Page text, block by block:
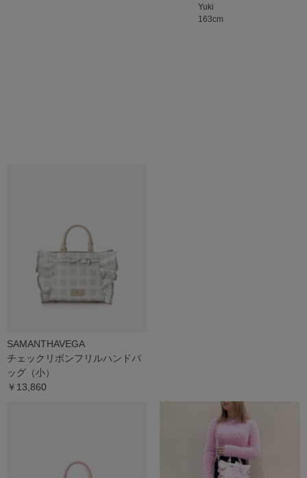
Yuki
163cm
SAMANTHAVEGA
チェックリボンフリルハンドバ
ッグ（小）
￥13,860